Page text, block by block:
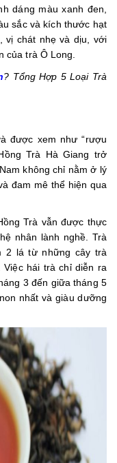
dáng màu xanh đen,
sắc và kích thước hạt
vị chát nhẹ và dịu, với
của trà Ô Long.
? Tổng Hợp 5 Loại Trà
được xem như “rượu
Trà Hà Giang trở
không chỉ nằm ở lý
đam mê thể hiện qua
Trà vẫn được thực
nhân lành nghề. Trà
2 lá từ những cây trà
hái trà chỉ diễn ra
3 đến giữa tháng 5
nhất và giàu dưỡng